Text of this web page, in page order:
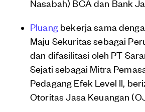
Nasabah) BCA dan Bank
Pluangbekerja sama
Maju Sekuritas sebagai
dan difasilitasi oleh PT
Sejati sebagai Mitra
Pedagang Efek Level II,
Otoritas Jasa Keuangan